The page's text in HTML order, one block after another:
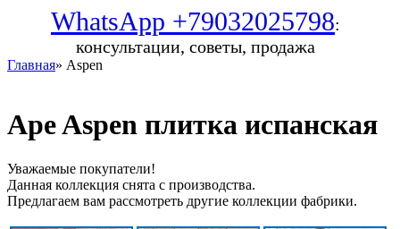
WhatsApp +79032025798:
консультации, советы, продажа
Главная» Aspen
Ape Aspen плитка испанская
Уважаемые покупатели!
Данная коллекция снята с производства.
Предлагаем вам рассмотреть другие коллекции фабрики.